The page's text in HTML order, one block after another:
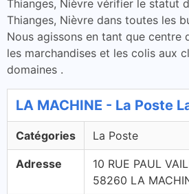
Thianges, Nièvre vérifier le statut
Thianges, Nièvre dans toutes les
Nous agissons en tant que centre
les marchandises et les colis aux
domaines .
LA MACHINE - La Poste
Catégories La Poste
Adresse
10 RUE PAUL
58260 LA